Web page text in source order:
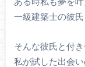
一級建築士の彼
そんな彼氏と付き
私が試した出会